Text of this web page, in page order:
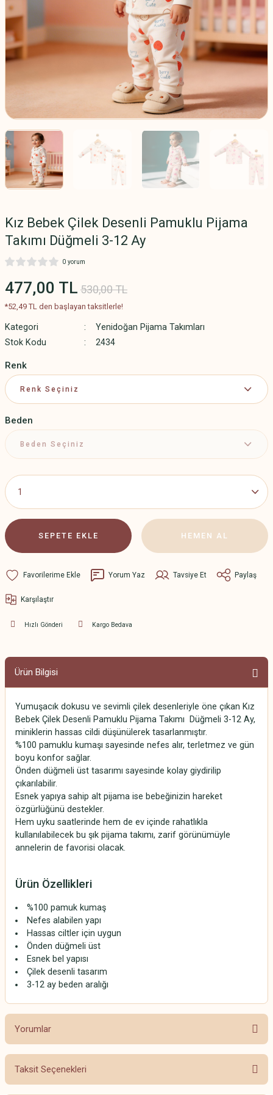
Kız Bebek Çilek Desenli Pamuklu Pijama
Takımı Düğmeli 3-12 Ay
0 yorum
477,00 TL 530,00 TL
*52,49 TL den başlayan taksitlerle!
Kategori
Yenidoğan Pijama Takımları
Stok Kodu
2434
Renk
Beden
SEPETE EKLE HEMEN AL
Yorum Yaz Tavsiye Et Paylaş
Karşılaştır
Hızlı Gönderi Kargo Bedava
Ürün Bilgisi
Yumuşacık dokusu ve sevimli çilek desenleriyle öne çıkan Kız
Bebek Çilek Desenli Pamuklu Pijama Takımı Düğmeli 3-12 Ay,
miniklerin hassas cildi düşünülerek tasarlanmıştır.
%100 pamuklu kumaşı sayesinde nefes alır, terletmez ve gün
boyu konfor sağlar.
Önden düğmeli üst tasarımı sayesinde kolay giydirilip
çıkarılabilir.
Esnek yapıya sahip alt pijama ise bebeğinizin hareket
özgürlüğünü destekler.
Hem uyku saatlerinde hem de ev içinde rahatlıkla
kullanılabilecek bu şık pijama takımı, zarif görünümüyle
annelerin de favorisi olacak.
Ürün Özellikleri
%100pamuk kumaş
Nefesalabilenyapı
Hassasciltleriçinuygun
Öndendüğmeliüst
Esnek belyapısı
Çilekdesenlitasarım
3-12ay bedenaralığı
Yorumlar
Bu ürüne ilk yorumu siz yapın!
Taksit Seçenekleri